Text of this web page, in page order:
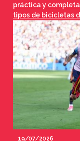
práctica y
tipos de bicicletas
19/07/2026